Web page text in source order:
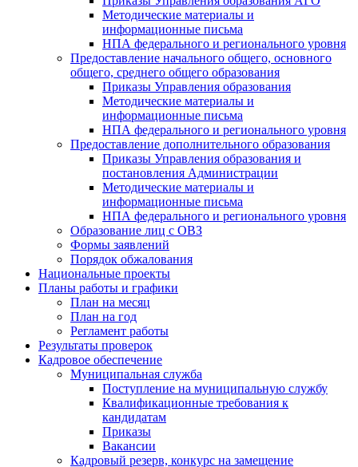
Методические материалы и
информационные письма
НПА федерального и регионального уровня
Предоставление начального общего, основного
общего, среднего общего образования
Приказы Управления образования
Методические материалы и
информационные письма
НПА федерального и регионального уровня
Предоставление дополнительного образования
Приказы Управления образования и
постановления Администрации
Методические материалы и
информационные письма
НПА федерального и регионального уровня
Образование лиц с ОВЗ
Формы заявлений
Порядок обжалования
Национальные проекты
Планы работы и графики
План на месяц
План на год
Регламент работы
Результаты проверок
Кадровое обеспечение
Муниципальная служба
Поступление на муниципальную службу
Квалификационные требования к
кандидатам
Приказы
Вакансии
Кадровый резерв, конкурс на замещение